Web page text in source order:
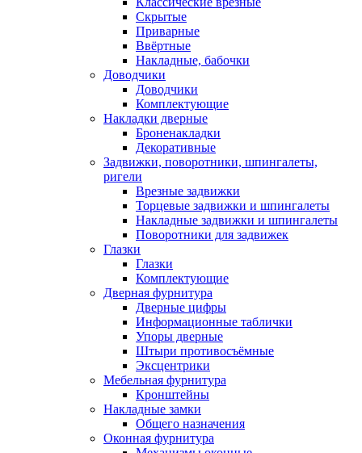
Скрытые
Приварные
Ввёртные
Накладные, бабочки
Доводчики
Доводчики
Комплектующие
Накладки дверные
Броненакладки
Декоративные
Задвижки, поворотники, шпингалеты,
ригели
Врезные задвижки
Торцевые задвижки и шпингалеты
Накладные задвижки и шпингалеты
Поворотники для задвижек
Глазки
Глазки
Комплектующие
Дверная фурнитура
Дверные цифры
Информационные таблички
Упоры дверные
Штыри противосъёмные
Эксцентрики
Мебельная фурнитура
Кронштейны
Накладные замки
Общего назначения
Оконная фурнитура